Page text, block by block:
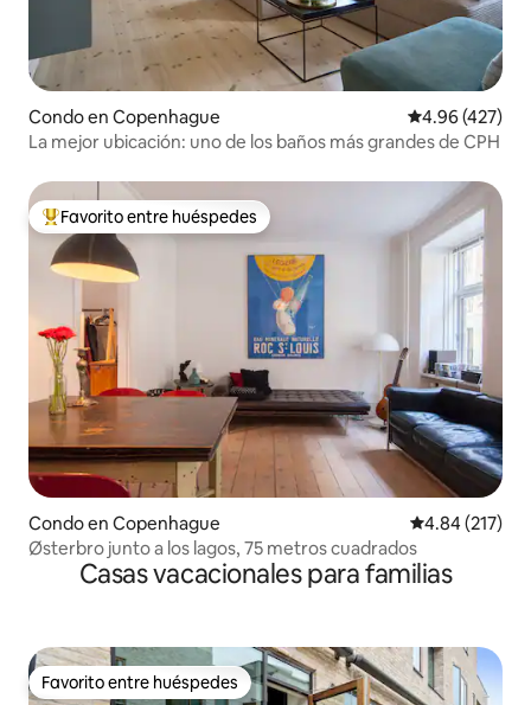
Condo en Copenhague Calificación
4.96 (427)
La mejor ubicación: uno de los baños más grandes de CPH
Favorito entre huéspedes preferido
Favorito entre huéspedes
Condo en Copenhague Calificación
4.84 (217)
Østerbro junto a los lagos, 75 metros cuadrados
Casas vacacionales para familias
Favorito entre huéspedes
Favorito entre huéspedes